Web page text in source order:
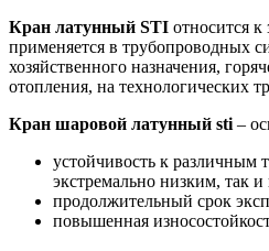
Кран латунный STI относится к
применяется в трубопроводных
хозяйственного назначения,
отопления, на технологических
Кран шаровой латунный sti –
устойчивость к различным
экстремально низким, так
продолжительный срок
повышенная